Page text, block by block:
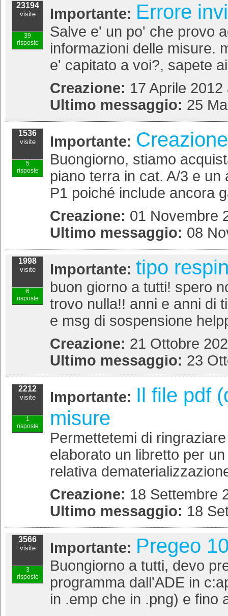
23194
visite
39
risposte
Importante: Errore
Salve e' un po' che provo
informazioni delle misure.
e' capitato a voi?, sapete
Creazione: 17 Aprile
Ultimo messaggio: 25
1536
visite
5
risposte
Importante:
Buongiorno, stiamo
piano terra in cat. A/3 e
P1 poiché include ancora
Creazione: 01 Novembre
Ultimo messaggio: 08
1998
visite
6
risposte
Importante: tipo
buon giorno a tutti! spero
trovo nulla!! anni e anni di
e msg di sospensione
Creazione: 21 Ottobre
Ultimo messaggio: 23
2212
visite
1
risposte
Importante: Il file pdf
misure
Permettetemi di
elaborato un libretto per
relativa
Creazione: 18 Settembre
Ultimo messaggio: 18
3566
visite
3
risposte
Importante: Pregeo
Buongiorno a tutti, devo
programma dall'ADE in
in .emp che in .png) e fino